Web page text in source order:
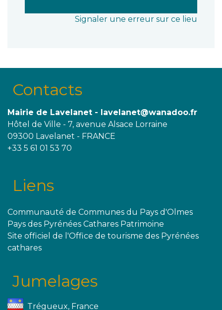
Signaler une erreur sur ce lieu
Contacts
Mairie de Lavelanet - lavelanet@wanadoo.fr
Hôtel de Ville - 7, avenue Alsace Lorraine
09300 Lavelanet - FRANCE
+33 5 61 01 53 70
Liens
Communauté de Communes du Pays d'Olmes
Pays des Pyrénées Cathares Patrimoine
Site officiel de l'Office de tourisme des Pyrénées
cathares
Jumelages
Trégueux, France